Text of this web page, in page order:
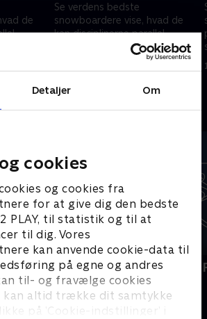
Detaljer Om
cookies
og cookies fra
for at give dig den bedste
PLAY, til statistik og til at
til dig. Vores
kan anvende cookie-data til
på egne og andres
til- og fravælge cookies
kan altid trække dit samtykke
på ’Cookie-indstillinger’ i
de
Se verdens bedste
snowboardere vise, hvad de
kan disciplinerne parallel
storslalom, snowboardcross,
halfpipe, slopestyle, big air og
cross mixed hold.
Vinter-OL -
Skisport